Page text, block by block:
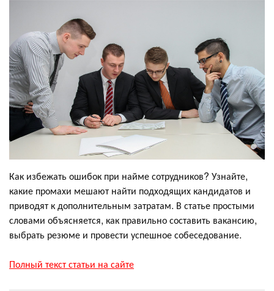
Как избежать ошибок при найме сотрудников? Узнайте,
какие промахи мешают найти подходящих кандидатов и
приводят к дополнительным затратам. В статье простыми
словами объясняется, как правильно составить вакансию,
выбрать резюме и провести успешное собеседование.
Полный текст статьи на сайте